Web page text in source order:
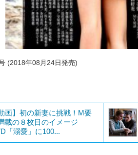
(2018年08月24日発売)
動画】初の新妻に挑戦！M要
載の８枚目のイメージ
「溺愛」に100...